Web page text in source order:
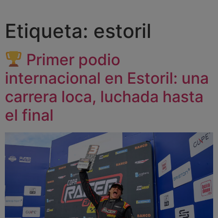
Etiqueta: estoril
Primer podio
internacional en Estoril: una
carrera loca, luchada hasta
el final